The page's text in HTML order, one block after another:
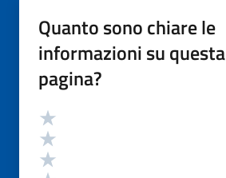
Quanto sono chiare le
informazioni su questa
pagina?
Valutazione